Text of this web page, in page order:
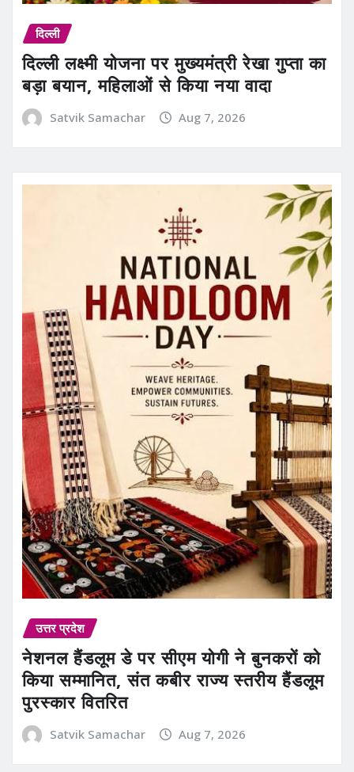
दिल्ली
दिल्ली लक्ष्मी योजना पर मुख्यमंत्री रेखा गुप्ता का
बड़ा बयान, महिलाओं से किया नया वादा
Satvik Samachar Aug 7, 2026
उत्तर प्रदेश
नेशनल हैंडलूम डे पर सीएम योगी ने बुनकरों को
किया सम्मानित, संत कबीर राज्य स्तरीय हैंडलूम
पुरस्कार वितरित
Satvik Samachar Aug 7, 2026